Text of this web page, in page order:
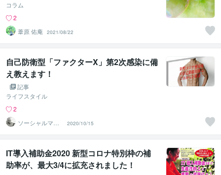
コラム
2
葦原 佑庵
2021/08/22
自己防衛型「ファクターX」第2次感染に備
え教えます！
記事
ライフスタイル
2
ソーシャルマー
ケティングコン
サルタント
2020/10/15
IT導入補助金2020 新型コロナ特別枠の補
助率が、最大3/4に拡充されました！